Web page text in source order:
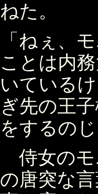
ねた。
「ねぇ、
ことは内
いている
ぎ先の王
をするの
侍女のモ
の唐突な